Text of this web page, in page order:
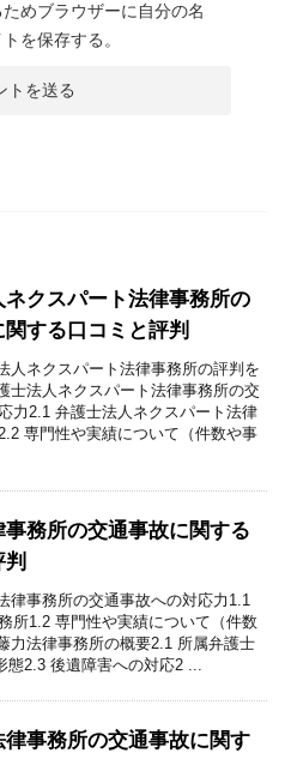
めブラウザーに自分の名
を保存する。
ネクスパート法律事務所の
する口コミと評判
人ネクスパート法律事務所の評判を
士法人ネクスパート法律事務所の交
力2.1 弁護士法人ネクスパート法律
専門性や実績について（件数や事
務所の交通事故に関する
律事務所の交通事故への対応力1.1
所1.2 専門性や実績について（件数
力法律事務所の概要2.1 所属弁護士
態2.3 後遺障害への対応2 ...
律事務所の交通事故に関す